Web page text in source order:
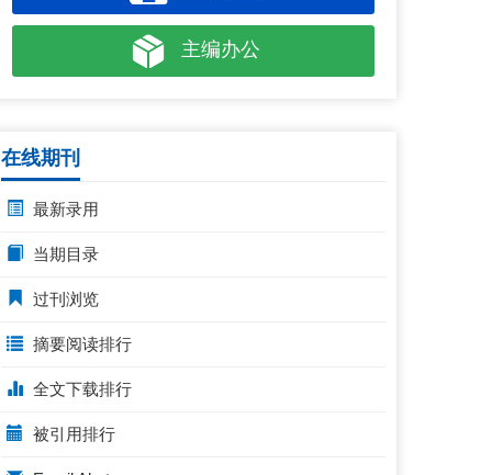
主编办公
在线期刊
最新录用
当期目录
过刊浏览
摘要阅读排行
全文下载排行
被引用排行